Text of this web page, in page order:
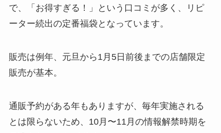
で、「お得すぎる！」という口コミが多く、リピ
ーター続出の定番福袋となっています。
販売は例年、元旦から1月5日前後までの店舗限定
販売が基本。
通販予約がある年もありますが、毎年実施される
とは限らないため、10月〜11月の情報解禁時期を